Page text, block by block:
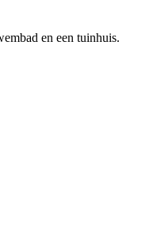
en een tuinhuis.